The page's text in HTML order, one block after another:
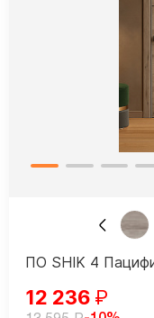
ПО SHIK 4
12 236 ₽